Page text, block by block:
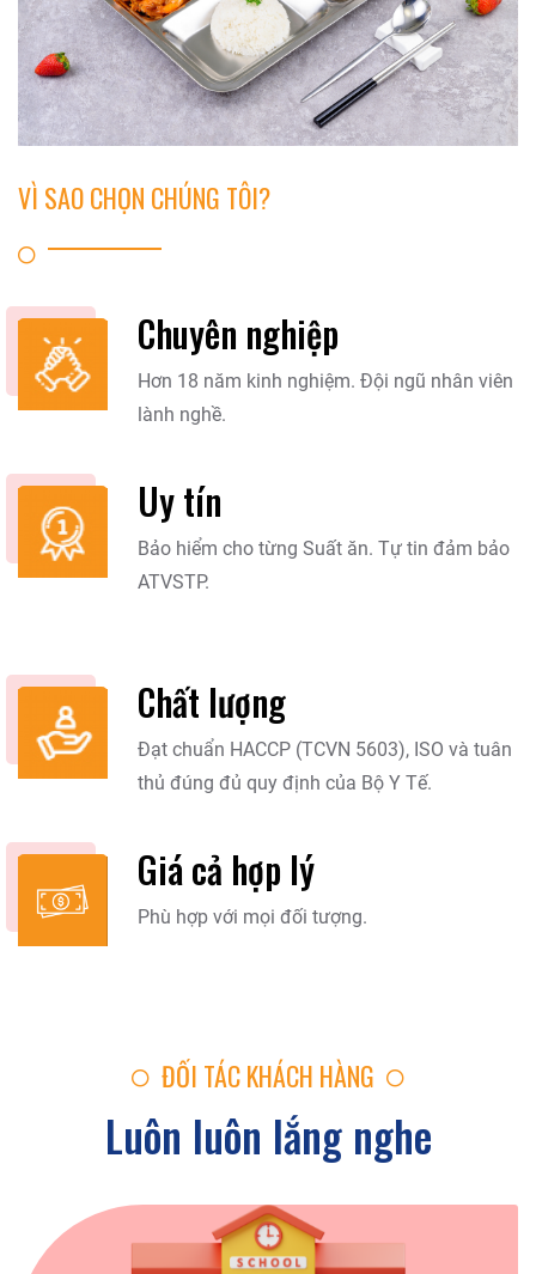
VÌ SAO CHỌN CHÚNG TÔI?
Chuyên nghiệp
Hơn 18 năm kinh nghiệm. Đội ngũ nhân viên
lành nghề.
Uy tín
Bảo hiểm cho từng Suất ăn. Tự tin đảm bảo
ATVSTP.
Chất lượng
Đạt chuẩn HACCP (TCVN 5603), ISO và tuân
thủ đúng đủ quy định của Bộ Y Tế.
Giá cả hợp lý
Phù hợp với mọi đối tượng.
ĐỐI TÁC KHÁCH HÀNG
Luôn luôn lắng nghe